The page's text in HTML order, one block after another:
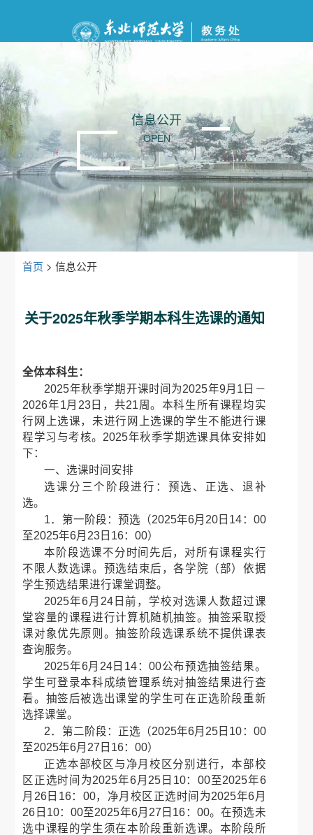
信息公开
OPEN
首页 > 信息公开
关于2025年秋季学期本科生选课的通知
全体本科生：
2025年秋季学期开课时间为2025年9月1日－
2026年1月23日，共21周。本科生所有课程均实
行网上选课，未进行网上选课的学生不能进行课
程学习与考核。2025年秋季学期选课具体安排如
下：
一、选课时间安排
选课分三个阶段进行：预选、正选、退补
选。
1．第一阶段：预选（2025年6月20日14：00
至2025年6月23日16：00）
本阶段选课不分时间先后，对所有课程实行
不限人数选课。预选结束后，各学院（部）依据
学生预选结果进行课堂调整。
2025年6月24日前，学校对选课人数超过课
堂容量的课程进行计算机随机抽签。抽签采取授
课对象优先原则。抽签阶段选课系统不提供课表
查询服务。
2025年6月24日14：00公布预选抽签结果。
学生可登录本科成绩管理系统对抽签结果进行查
看。抽签后被选出课堂的学生可在正选阶段重新
选择课堂。
2．第二阶段：正选（2025年6月25日10：00
至2025年6月27日16：00）
正选本部校区与净月校区分别进行，本部校
区正选时间为2025年6月25日10：00至2025年6
月26日16：00，净月校区正选时间为2025年6月
26日10：00至2025年6月27日16：00。在预选未
选中课程的学生须在本阶段重新选课。本阶段所